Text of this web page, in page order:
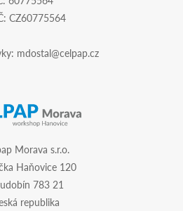
CZ60775564
mdostal@celpap.cz
Morava s.r.o.
Haňovice 120
783 21
republika